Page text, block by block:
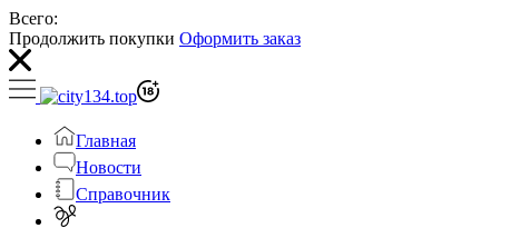
Всего:
Продолжить покупки Оформить заказ
Главная
Новости
Справочник